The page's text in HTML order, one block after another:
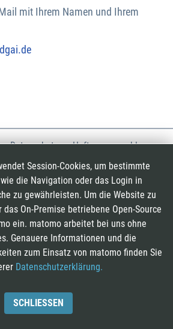
mit Ihrem Namen und Ihrem
Datenschutz
Haftungsausschluss
Session-Cookies, um bestimmte
die Navigation oder das Login in
zu gewährleisten. Um die Website zu
On-Premise betriebene Open-Source
ein. matomo arbeitet bei uns ohne
Genauere Informationen und die
zum Einsatz von matomo finden Sie
Datenschutzerklärung.
SCHLIESSEN